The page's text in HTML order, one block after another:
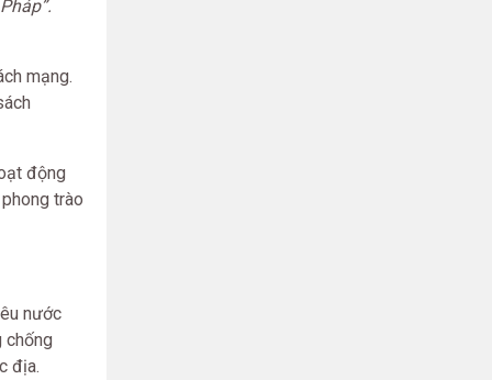
mạng.
động
trào
nước
chống
địa.